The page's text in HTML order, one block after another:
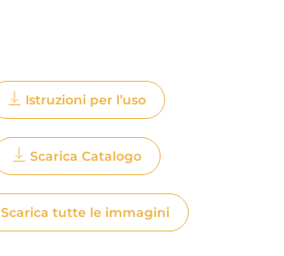
Istruzioni per l’uso
Scarica Catalogo
Scarica tutte le immagini